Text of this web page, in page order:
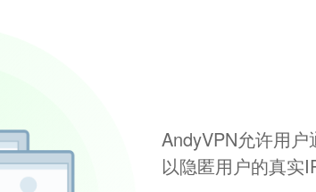
AndyVPN允许用
以隐匿用户的真实